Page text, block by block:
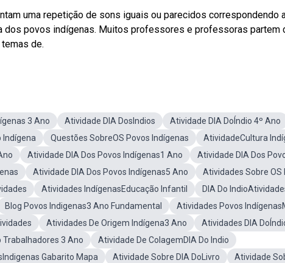
uma repetição de sons iguais ou parecidos correspondendo
dos povos indígenas. Muitos professores e professoras partem
de.
3 Ano Atividade DIA DosIndios
Atividade DIA DoÍndio 4º Ano
Indígena
Questões SobreOS Povos Indígenas
AtividadeCultura
Atividade DIA Dos Povos Indígenas1 Ano
Atividade DIA Dos
Atividade DIA Dos Povos Indígenas5 Ano
Atividades Sobre OS
Atividades IndígenasEducação Infantil
DIA Do
Blog Povos Indigenas3 Ano Fundamental Atividades Povos
Atividades De Origem Indígena3 Ano
Atividades DIA
Trabalhadores 3 Ano
Atividade De ColagemDIA Do Indio
Gabarito Mapa
Atividade Sobre DIA DoLivro
Atividade